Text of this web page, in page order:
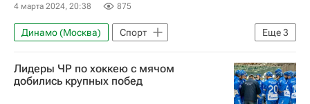
4 марта 2024, 20:38 875
Еще3
Динамо (Москва)
Спорт
Старт (Нижний Новгород)
Чемпионат России по хоккею с мячом
Лидеры ЧР по хоккею с мячом
добились крупных побед